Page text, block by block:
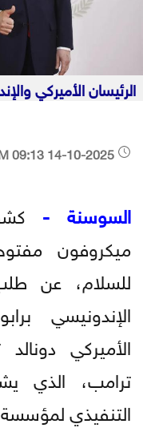
الرئيسان الأميركي
السوسنة -
ميكروفون
للسلام، عن
الإندونيسي
الأميركي
ترامب، الذي
التنفيذي